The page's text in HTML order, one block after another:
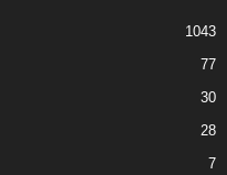
1043
77
30
28
7